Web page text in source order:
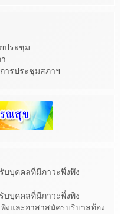
ประชุม
ารประชุมสภาฯ
บบุคคลที่มีภาวะพึ่งพึง
บบุคคลที่มีภาวะพึ่งพิง
งและอาสาสมัครบริบาลท้อง